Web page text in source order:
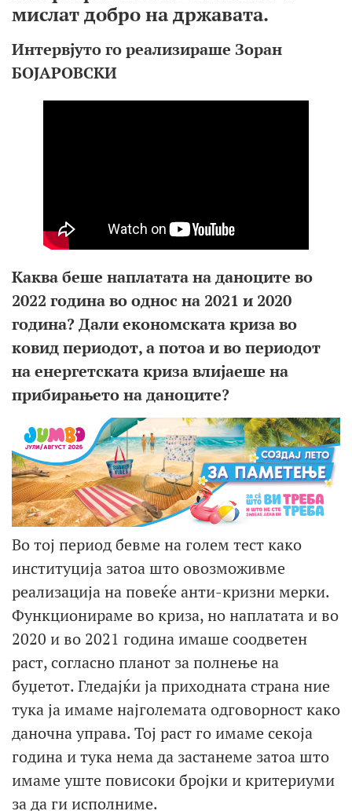
мислат добро на државата.
Интервјуто го реализираше Зоран
БОЈАРОВСКИ
Каква беше наплатата на даноците во
2022 година во однос на 2021 и 2020
година? Дали економската криза во
ковид периодот, а потоа и во периодот
на енергетската криза влијаеше на
прибирањето на даноците?
Во тој период бевме на голем тест како
институција затоа што овозможивме
реализација на повеќе анти-кризни мерки.
Функционираме во криза, но наплатата и во
2020 и во 2021 година имаше соодветен
раст, согласно планот за полнење на
буџетот. Гледајќи ја приходната страна ние
тука ја имаме најголемата одговорност како
даночна управа. Тој раст го имаме секоја
година и тука нема да застанеме затоа што
имаме уште повисоки бројки и критериуми
за да ги исполниме.